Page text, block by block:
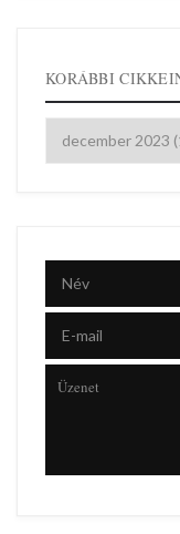
KORÁBBI